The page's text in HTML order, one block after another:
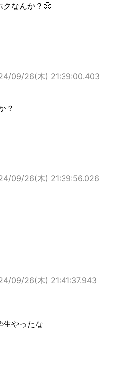
クなんか？🥺
09/26(木) 21:39:00.403
？
09/26(木) 21:39:56.026
09/26(木) 21:41:37.943
生やったな